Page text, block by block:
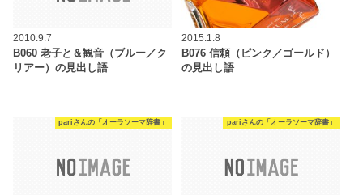
2010.9.7
B060 老子と＆観音（ブルー／ク
リアー）の見出し語
2015.1.8
B076 信頼（ピンク／ゴールド）
の見出し語
pariさんの「オーラソーマ辞書」 pariさんの「オーラソーマ辞書」